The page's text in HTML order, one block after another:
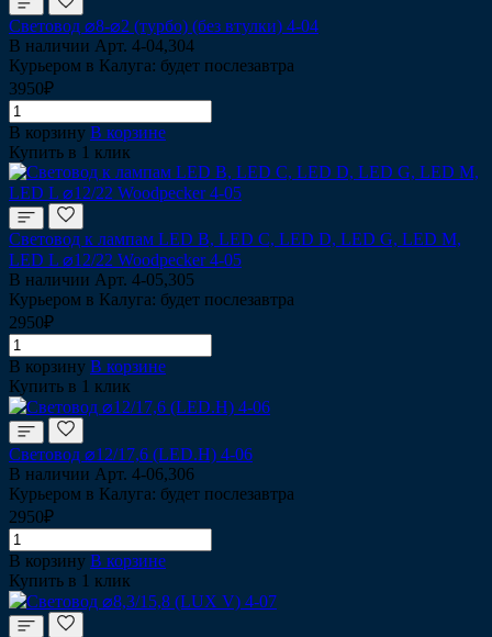
Световод ⌀8-⌀2 (турбо) (без втулки) 4-04
В наличии Арт. 4-04,304
Курьером в Калуга: будет послезавтра
3950₽
В корзину В корзине
Купить в 1 клик
Световод к лампам LED B, LED C, LED D, LED G, LED M,
LED L ⌀12/22 Woodpecker 4-05
В наличии Арт. 4-05,305
Курьером в Калуга: будет послезавтра
2950₽
В корзину В корзине
Купить в 1 клик
Световод ⌀12/17,6 (LED.H) 4-06
В наличии Арт. 4-06,306
Курьером в Калуга: будет послезавтра
2950₽
В корзину В корзине
Купить в 1 клик